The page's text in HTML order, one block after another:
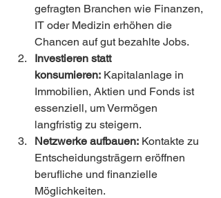
gefragten Branchen wie Finanzen,
IT oder Medizin erhöhen die
Chancen auf gut bezahlte Jobs.
Investieren statt
konsumieren: Kapitalanlage in
Immobilien, Aktien und Fonds ist
essenziell, um Vermögen
langfristig zu steigern.
Netzwerke aufbauen: Kontakte zu
Entscheidungsträgern eröffnen
berufliche und finanzielle
Möglichkeiten.